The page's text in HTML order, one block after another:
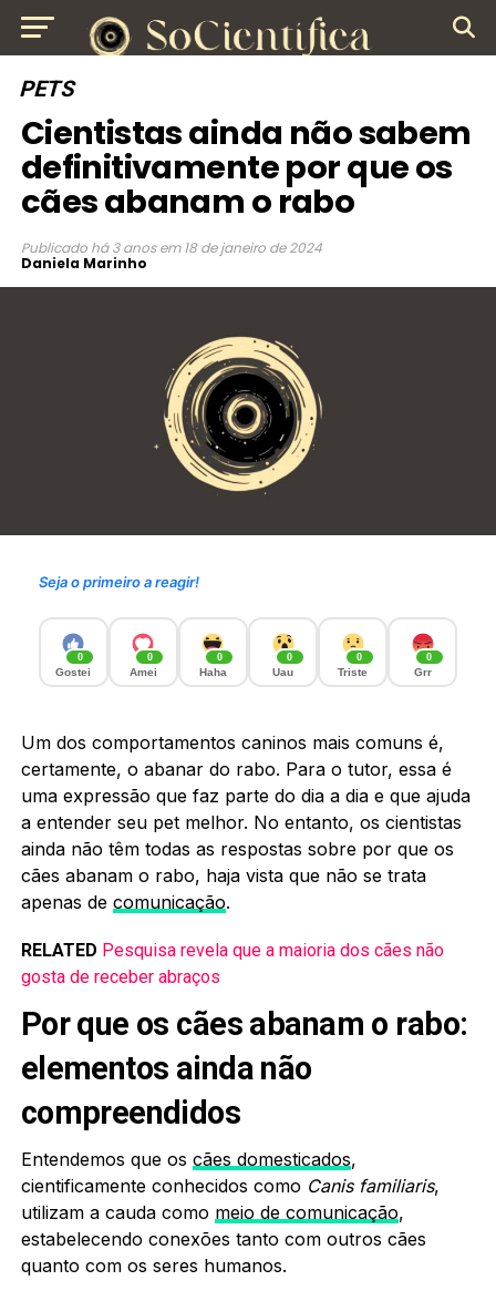
PETS
Cientistas ainda não sabem
definitivamente por que os
cães abanam o rabo
Publicado há 3 anos em 18 de janeiro de 2024
Daniela Marinho
Seja o primeiro a reagir!
0
Gostei
0
Amei
0
Haha
0
Uau
0
Triste
0
Grr
Um dos comportamentos caninos mais comuns é,
certamente, o abanar do rabo. Para o tutor, essa é
uma expressão que faz parte do dia a dia e que ajuda
a entender seu pet melhor. No entanto, os cientistas
ainda não têm todas as respostas sobre por que os
cães abanam o rabo, haja vista que não se trata
apenas de comunicação.
RELATED Pesquisa revela que a maioria dos cães não
gosta de receber abraços
Por que os cães abanam o rabo:
elementos ainda não
compreendidos
Entendemos que os cães domesticados,
cientificamente conhecidos como Canis familiaris,
utilizam a cauda como meio de comunicação,
estabelecendo conexões tanto com outros cães
quanto com os seres humanos.